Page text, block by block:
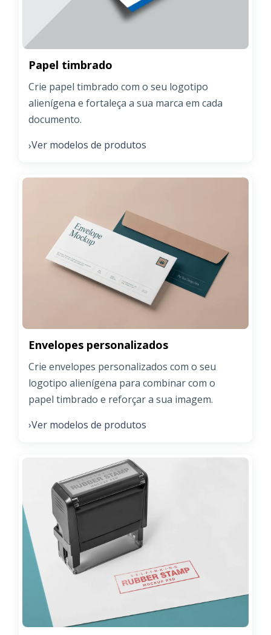
Papel timbrado
Crie papel timbrado com o seu logotipo
alienígena e fortaleça a sua marca em cada
documento.
›Ver modelos de produtos
Envelopes personalizados
Crie envelopes personalizados com o seu
logotipo alienígena para combinar com o
papel timbrado e reforçar a sua imagem.
›Ver modelos de produtos